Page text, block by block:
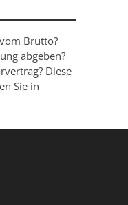
Brutto?
abgeben?
Diese
Sie in